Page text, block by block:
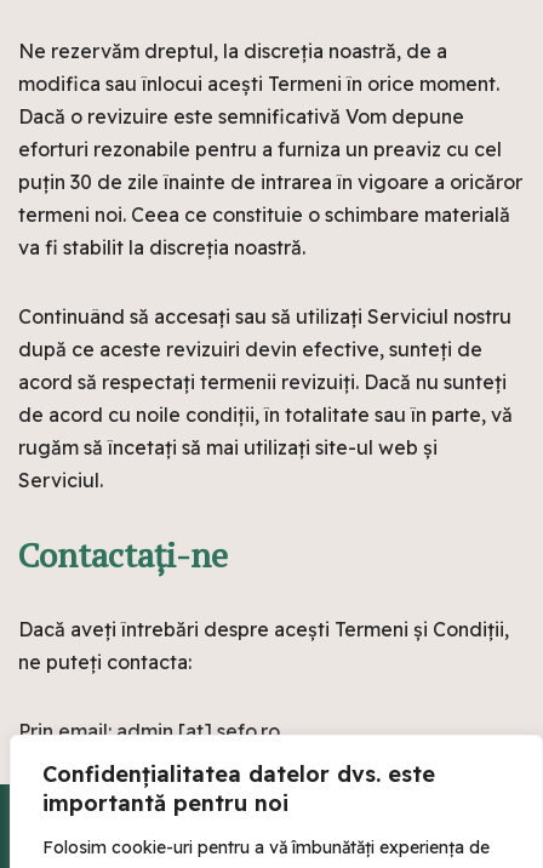
Confidențialitatea datelor dvs. este
importantă pentru noi
Folosim cookie-uri pentru a vă îmbunătăți experiența de
Ne rezervăm dreptul, la discreția noastră, de a
modifica sau înlocui acești Termeni în orice moment.
Dacă o revizuire este semnificativă Vom depune
eforturi rezonabile pentru a furniza un preaviz cu cel
puțin 30 de zile înainte de intrarea în vigoare a oricăror
termeni noi. Ceea ce constituie o schimbare materială
va fi stabilit la discreția noastră.
Continuând să accesați sau să utilizați Serviciul nostru
după ce aceste revizuiri devin efective, sunteți de
acord să respectați termenii revizuiți. Dacă nu sunteți
de acord cu noile condiții, în totalitate sau în parte, vă
rugăm să încetați să mai utilizați site-ul web și
Serviciul.
Contactaţi-ne
Dacă aveți întrebări despre acești Termeni și Condiții,
ne puteți contacta:
Prin email: admin [at] sefo.ro
Conținutul site-ului nostru este furnizat strict în scopuri educaționale și
informative și nu trebuie interpretat ca sfaturi profesionale de natură